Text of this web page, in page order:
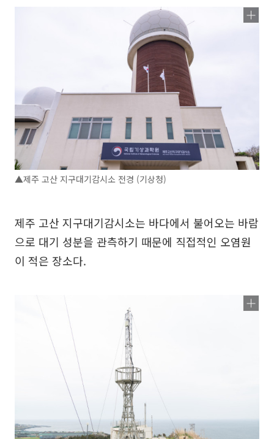
▲제주 고산 지구대기감시소 전경 (기상청)
제주 고산 지구대기감시소는 바다에서 불어오는 바람
으로 대기 성분을 관측하기 때문에 직접적인 오염원
이 적은 장소다.